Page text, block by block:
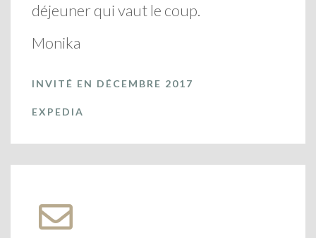
déjeuner qui vaut le coup.
Monika
INVITÉ EN DÉCEMBRE 2017
EXPEDIA